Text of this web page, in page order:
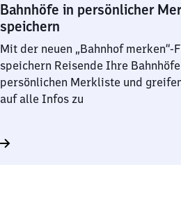
Bahnhöfe in persönlicher
speichern
Mit der neuen „Bahnhof merken“-
speichern Reisende Ihre
persönlichen Merkliste und
auf alle Infos zu